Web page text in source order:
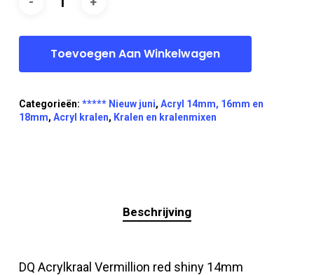
Toevoegen Aan Winkelwagen
Categorieën: ***** Nieuw juni, Acryl 14mm, 16mm en
18mm, Acryl kralen, Kralen en kralenmixen
Beschrijving
DQ Acrylkraal Vermillion red shiny 14mm